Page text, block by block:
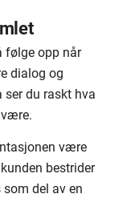
følge opp når
dialog og
du raskt hva
være.
være
bestrider
som del av en